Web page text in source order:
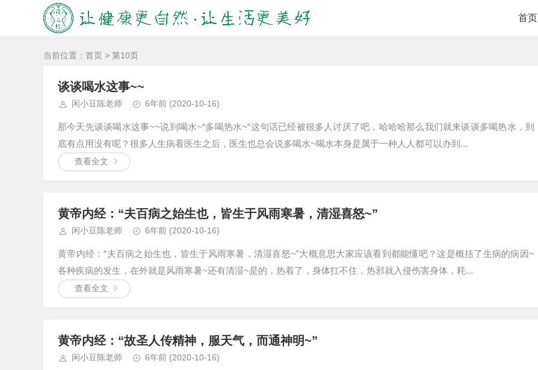
首页
当前位置： 首页 > 第10页
谈谈喝水这事~~
闲小豆陈老师 6年前 (2020-10-16)
那今天先谈谈喝水这事~~说到喝水~“多喝热水~“这句话已经被很多人讨厌了吧，哈哈哈那么我们就来谈谈多喝热水，到
底有点用没有呢？很多人生病看医生之后，医生也总会说多喝水~喝水本身是属于一种人人都可以办到...
查看全文
黄帝内经：“夫百病之始生也，皆生于风雨寒暑，清湿喜怒~”
闲小豆陈老师 6年前 (2020-10-16)
黄帝内经：“夫百病之始生也，皆生于风雨寒暑，清湿喜怒~”大概意思大家应该看到都能懂吧？这是概括了生病的病因~
各种疾病的发生，在外就是风雨寒暑~还有清湿~是的，热着了，身体扛不住，热邪就入侵伤害身体，耗...
查看全文
黄帝内经：“故圣人传精神，服天气，而通神明~”
闲小豆陈老师 6年前 (2020-10-16)